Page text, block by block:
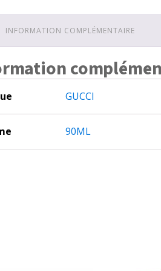
INFORMATION COMPLÉMENTAIRE
GUCCI
90ML